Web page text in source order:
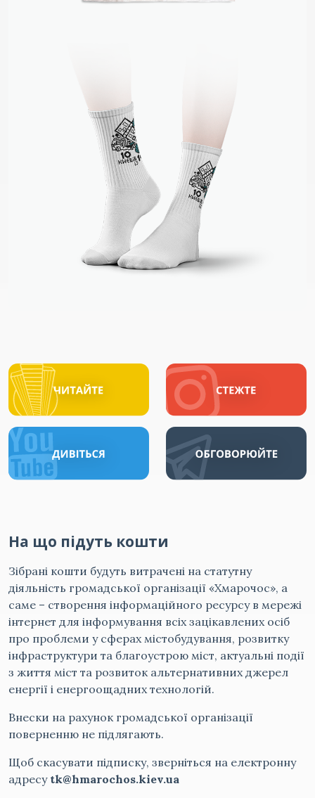
На що підуть кошти
Зібрані кошти будуть витрачені на статутну
діяльність громадської організації «Хмарочос», а
саме – створення інформаційного ресурсу в мережі
інтернет для інформування всіх зацікавлених осіб
про проблеми у сферах містобудування, розвитку
інфраструктури та благоустрою міст, актуальні події
з життя міст та розвиток альтернативних джерел
енергії і енергоощадних технологій.
Внески на рахунок громадської організації
поверненню не підлягають.
Щоб скасувати підписку, зверніться на електронну
адресу tk@hmarochos.kiev.ua